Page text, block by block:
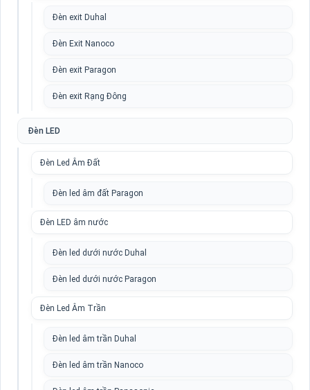
Đèn exit Duhal
Đèn Exit Nanoco
Đèn exit Paragon
Đèn exit Rạng Đông
Đèn LED
Đèn Led Âm Đất
Đèn led âm đất Paragon
Đèn LED âm nước
Đèn led dưới nước Duhal
Đèn led dưới nước Paragon
Đèn Led Âm Trần
Đèn led âm trần Duhal
Đèn led âm trần Nanoco